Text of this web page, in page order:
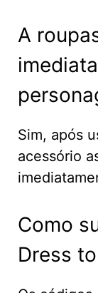
A
Sim, após
acessório
Como
Dress